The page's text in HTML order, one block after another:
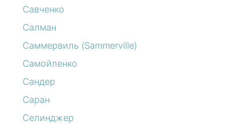
Савченко
Салман
Саммервиль (Sammerville)
Самойленко
Сандер
Саран
Селинджер